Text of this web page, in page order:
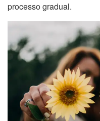
processo gradual.